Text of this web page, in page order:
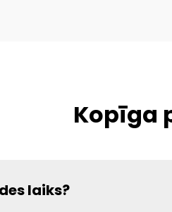
Kopīga
laiks?